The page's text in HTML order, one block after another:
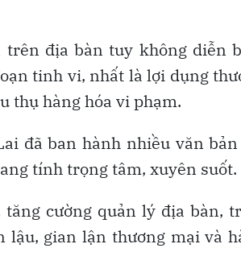
địa bàn tuy không diễn
tinh vi, nhất là lợi dụng
thụ hàng hóa vi phạm.
đã ban hành nhiều văn
tính trọng tâm, xuyên suốt.
cường quản lý địa bàn,
lậu, gian lận thương mại và